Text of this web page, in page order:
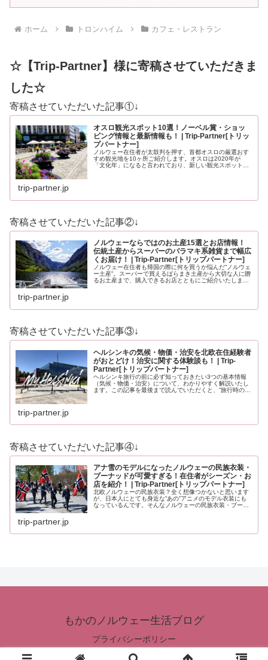
ホーム トロンハイム カフェ・レストラン
☆【Trip-Partner】様に寄稿させていただきま
した☆
寄稿させていただいた記事①↓
オスロ観光スポット10選！ノーベル賞・ショッ
ピング情報と最新情報も！ | Trip-Partner[トリッ
プパートナー]
ノルウェー在住者が太鼓判を押す、首都オスロの厳選おす
すめ観光地を10ヶ所ご紹介します。オスロは2020年が
「文化年」になると言われており、新しい観光スポットも
trip-partner.jp
寄稿させていただいた記事②↓
ノルウェーならではのお土産15選とお店情報！
伝統土産からスーパーのバラマキ系雑貨まで幅広
くお届け！ | Trip-Partner[トリップパートナー]
ノルウェー在住者も帰国の際に何を買うか悩んだ”ノルウェ
ー土産”。スーパーで買えるばらまき土産から大切な人に贈
るお土産まで、購入できるお店とともにご紹介いたしま
trip-partner.jp
寄稿させていただいた記事③↓
ヘルシンキの気候・物価・治安を北欧在住経験者
がおとどけ！治安に関する体験談も！ | Trip-
Partner[トリップパートナー]
ヘルシンキ旅行の前に必ず知っておきたい3つの基本情報
（気候・物価・治安）について、わかりやすく解説いたし
ます。この記事を最後まで読んでいただくと、”旅行時の服
trip-partner.jp
寄稿させていただいた記事④↓
アナ雪のモデルになったノルウェーの民族衣装・
ブーナッドが可愛すぎる！在住者がシーズン・お
店を紹介！ | Trip-Partner[トリップパートナー]
北欧ノルウェーの民族衣装？全く想像つかないと思います
が、日本人にとても身近な”あの”アニメのモデル衣装にも
なっているんです。そんなノルウェーの民族衣装・ブーナ
trip-partner.jp
もかのノルウェー生活ブログ
プライバシーポリシー